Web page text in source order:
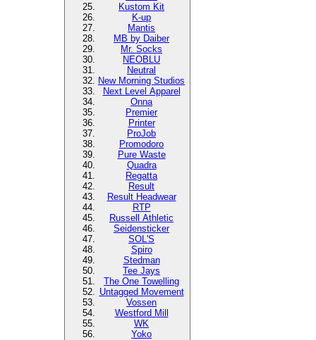
Kustom Kit
K-up
Mantis
MB by Daiber
Mr. Socks
NEOBLU
Neutral
New Morning Studios
Next Level Apparel
Onna
Premier
Printer
ProJob
Promodoro
Pure Waste
Quadra
Regatta
Result
Result Headwear
RTP
Russell Athletic
Seidensticker
SOL'S
Spiro
Stedman
Tee Jays
The One Towelling
Untagged Movement
Vossen
Westford Mill
WK
Yoko